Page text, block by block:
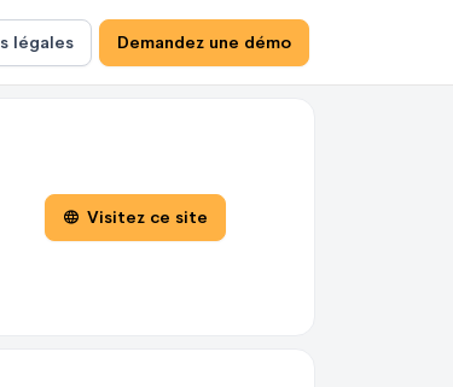
légales Demandez une démo
Visitez ce site